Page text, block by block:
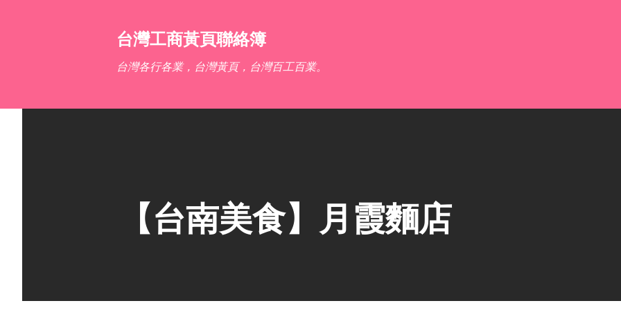
台灣工商黃頁聯絡簿
台灣各行各業，台灣黃頁，台灣百工百業。
【台南美食】月霞麵店